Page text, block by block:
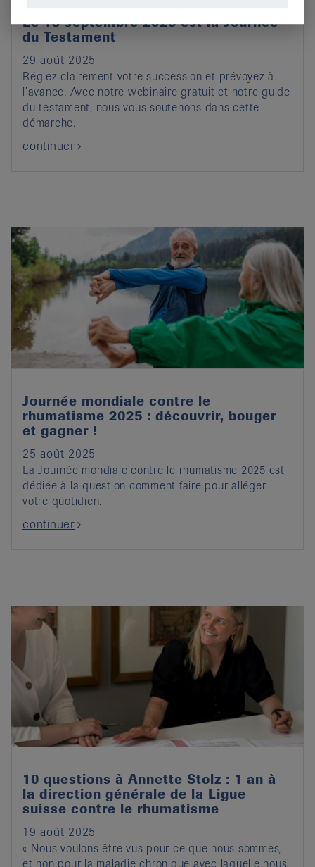
Le 13 septembre 2025 est la Journée
du Testament
29 août 2025
Réglez clairement votre succession et prévoyez à
l’avance. Avec notre webinaire gratuit et notre guide
du testament, nous vous soutenons dans cette
démarche.
continuer
Journée mondiale contre le
rhumatisme 2025 : découvrir, bouger
et gagner !
25 août 2025
La Journée mondiale contre le rhumatisme 2025 est
dédiée à la question comment faire pour alléger
votre quotidien.
continuer
10 questions à Annette Stolz : 1 an à
la direction générale de la Ligue
suisse contre le rhumatisme
19 août 2025
« Nous voulons être vus pour ce que nous sommes,
et non pour la maladie chronique avec laquelle nous